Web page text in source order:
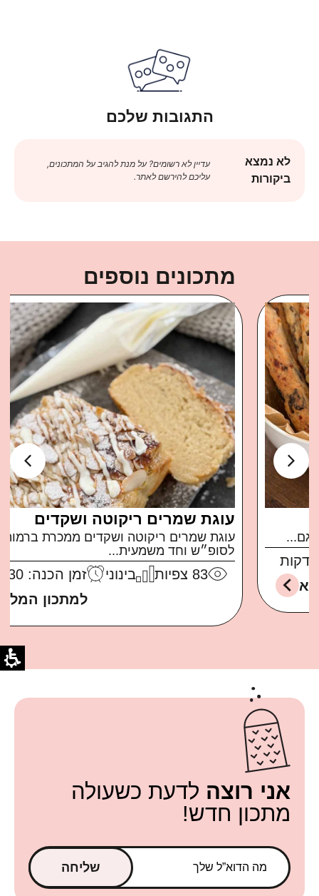
התגובות שלכם
לא נמצא
ביקורות
עדיין לא רשומים? על מנת להגיב על המתכונים,
עליכם להירשם לאתר.
מתכונים נוספים
עוגת שמרים ריקוטה ושקדים
עוגת שמרים ריקוטה ושקדים ממכרת ברמות בול
לסופ״ש וחד משמעית...
צפיות בינוני
זמן הכנה: 30 דקות
למתכון המלא
אני רוצה לדעת כשעולה
מתכון חדש!
שליחה